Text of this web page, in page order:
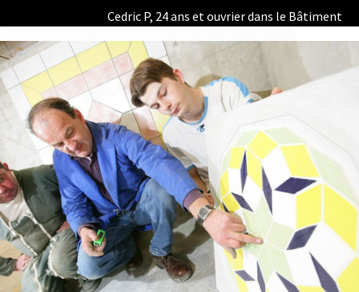
Cedric P, 24 ans et ouvrier dans le Bâtiment